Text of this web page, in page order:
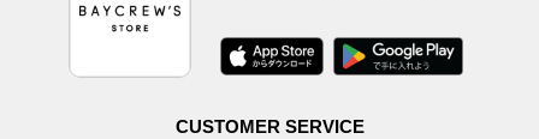
CUSTOMER SERVICE